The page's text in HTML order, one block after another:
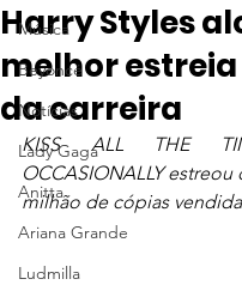
Música
Beyoncé
Notícias
Lady Gaga
Anitta
Ariana Grande
Ludmilla
Harry Styles
melhor
da carreira
KISS ALL THE
OCCASIONALLY
milhão de cópias